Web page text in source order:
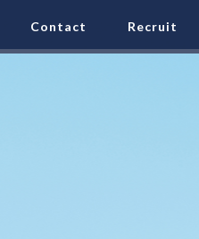
Contact Recruit